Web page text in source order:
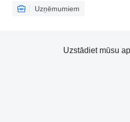
Uzņēmumiem
Uzstādiet mūsu